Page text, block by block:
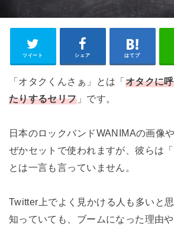
ツイート シェア はてブ
「オタクくんさぁ」とは「 オタクに
たりするセリフ」です。
日本のロックバンドWANIMAの画像
ぜかセットで使われますが、彼らは「
とは一言も言っていません。
Twitter上でよく見かける人も多いと
知っていても、ブームになった理由